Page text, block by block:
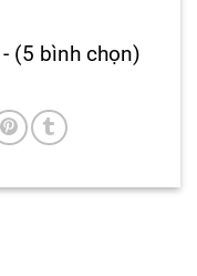
(5 bình chọn)